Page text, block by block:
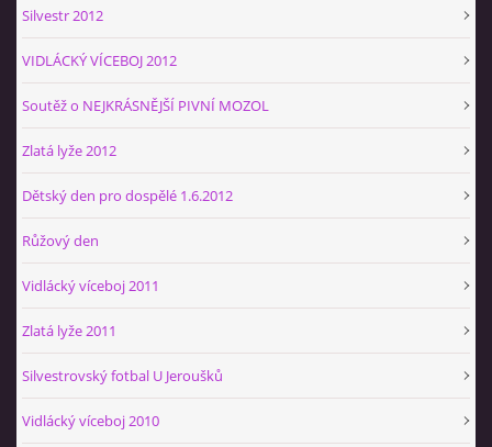
Silvestr 2012
VIDLÁCKÝ VÍCEBOJ 2012
Soutěž o NEJKRÁSNĚJŠÍ PIVNÍ MOZOL
Zlatá lyže 2012
Dětský den pro dospělé 1.6.2012
Růžový den
Vidlácký víceboj 2011
Zlatá lyže 2011
Silvestrovský fotbal U Jeroušků
Vidlácký víceboj 2010